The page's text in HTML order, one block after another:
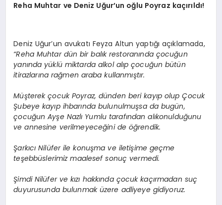
Reha Muhtar ve Deniz Uğur’un oğlu Poyraz kaçırıldı!
Deniz Uğur’un avukatı Feyza Altun yaptığı açıklamada,
“Reha Muhtar dün bir balık restoranında çocuğun
yanında yüklü miktarda alkol alıp çocuğun bütün
itirazlarına rağmen araba kullanmıştır.
Müşterek çocuk Poyraz, dünden beri kayıp olup Çocuk
Şubeye kayıp ihbarında bulunulmuşsa da bugün,
çocuğun Ayşe Nazlı Yumlu tarafından alıkonulduğunu
ve annesine verilmeyeceğini de öğrendik.
Şarkıcı Nilüfer ile konuşma ve iletişime geçme
teşebbüslerimiz maalesef sonuç vermedi.
Şimdi Nilüfer ve kızı hakkında çocuk kaçırmadan suç
duyurusunda bulunmak üzere adliyeye gidiyoruz.